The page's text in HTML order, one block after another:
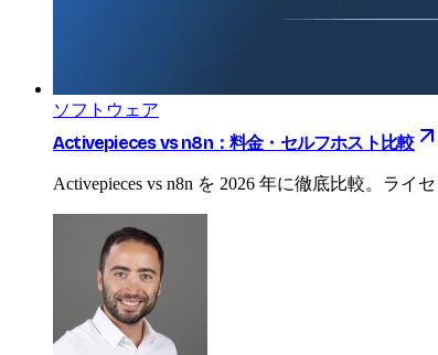
ソフトウェア
Activepieces vs n8n：料金・セルフホスト比較
Activepieces vs n8n を 2026 年に徹底比較。ラ